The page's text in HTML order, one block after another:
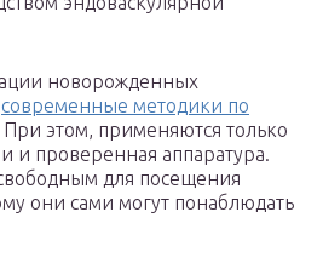
новорожденных
современные методики по
При этом, применяются только
и проверенная аппаратура.
для посещения
они сами могут понаблюдать